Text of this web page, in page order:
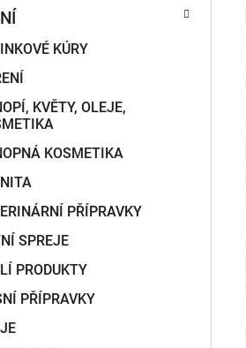
KÚRY
KVĚTY, OLEJE,
KOSMETIKA
PŘÍPRAVKY
SPREJE
PRODUKTY
PŘÍPRAVKY